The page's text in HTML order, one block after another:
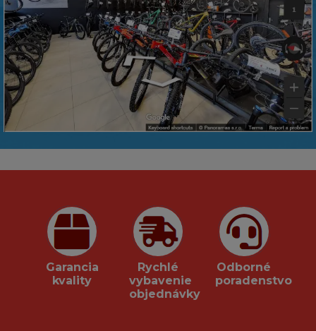
Garancia
kvality
Rychlé
vybavenie
objednávky
Odborné
poradenstvo